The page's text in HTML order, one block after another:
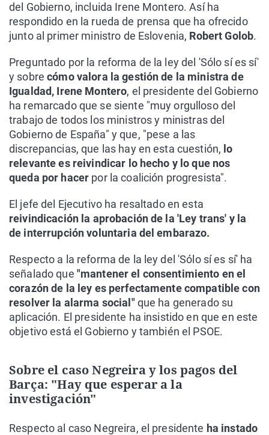
del Gobierno, incluida Irene Montero. Así ha
respondido en la rueda de prensa que ha ofrecido
junto al primer ministro de Eslovenia, Robert Golob.
Preguntado por la reforma de la ley del 'Sólo sí es sí'
y sobrecómo valora la gestión de la ministra de
Igualdad, Irene Montero, el presidente del Gobierno
ha remarcado que se siente "muy orgulloso del
trabajo de todos los ministros y ministras del
Gobierno de España" y que, "pese a las
discrepancias, que las hay en esta cuestión, lo
relevante es reivindicar lo hecho y lo que nos
queda por hacer por la coalición progresista".
El jefe del Ejecutivo ha resaltado en esta
reivindicación la aprobación de la 'Ley trans' y la
de interrupción voluntaria del embarazo.
Respecto a la reforma de la ley del 'Sólo sí es sí' ha
señalado que "mantener el consentimiento en el
corazón de la ley es perfectamente compatible con
resolver la alarma social"que ha generado su
aplicación. El presidente ha insistido en que en este
objetivo está el Gobierno y también el PSOE.
Sobre el caso Negreira y los pagos del
Barça: "Hay que esperar a la
investigación"
Respecto al caso Negreira, el presidente ha instado